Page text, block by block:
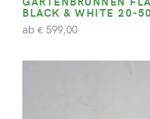
BLACK & WHITE 20-
ab € 599,00